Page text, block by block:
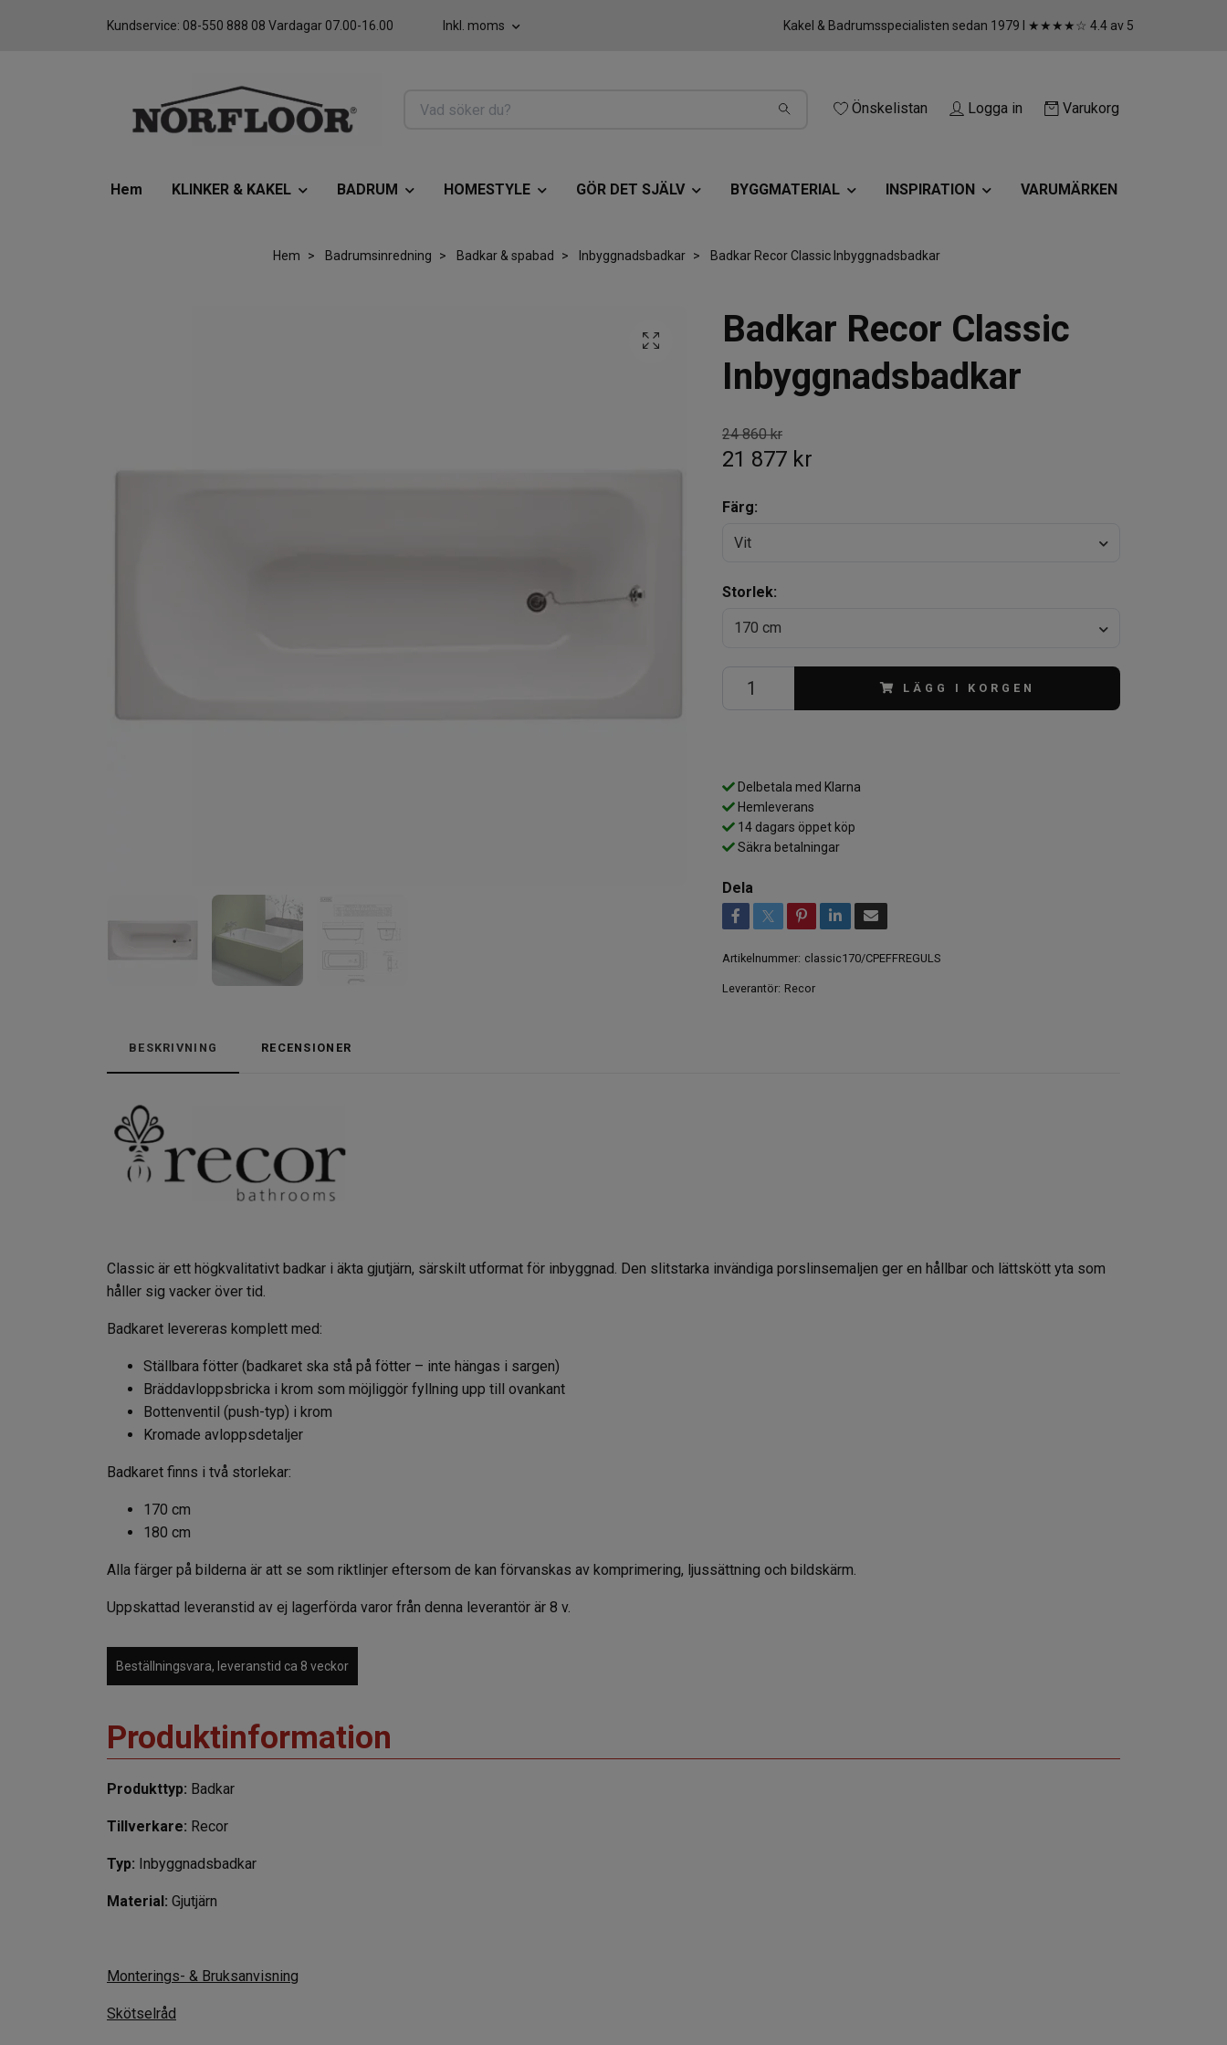
Kundservice: 08-550 888 08 Vardagar 07.00-16.00 Inkl. moms Kakel & Badrumsspecialisten sedan 1979 I ★★★★☆ 4.4 av 5
Önskelistan Logga in Varukorg
Hem KLINKER & KAKEL BADRUM HOMESTYLE GÖR DET SJÄLV BYGGMATERIAL INSPIRATION VARUMÄRKEN
Hem Badrumsinredning Badkar & spabad Inbyggnadsbadkar Badkar Recor Classic Inbyggnadsbadkar
Badkar Recor Classic
Inbyggnadsbadkar
24 860 kr
21 877 kr
Färg:
Vit
Storlek:
170 cm
LÄGG I KORGEN
Delbetala med Klarna
Hemleverans
14 dagars öppet köp
Säkra betalningar
Dela
Artikelnummer: classic170/CPEFFREGULS
Leverantör: Recor
BESKRIVNING RECENSIONER
Classic är ett högkvalitativt badkar i äkta gjutjärn, särskilt utformat för inbyggnad. Den slitstarka invändiga porslinsemaljen ger en hållbar och lättskött yta som
håller sig vacker över tid.
Badkaret levereras komplett med:
Ställbara fötter (badkaret ska stå på fötter – inte hängas i sargen)
Bräddavloppsbricka i krom som möjliggör fyllning upp till ovankant
Bottenventil (push-typ) i krom
Kromade avloppsdetaljer
Badkaret finns i två storlekar:
170 cm
180 cm
Alla färger på bilderna är att se som riktlinjer eftersom de kan förvanskas av komprimering, ljussättning och bildskärm.
Uppskattad leveranstid av ej lagerförda varor från denna leverantör är 8 v.
Beställningsvara, leveranstid ca 8 veckor
Produktinformation
Produkttyp: Badkar
Tillverkare: Recor
Typ: Inbyggnadsbadkar
Material: Gjutjärn
Monterings- & Bruksanvisning
Skötselråd